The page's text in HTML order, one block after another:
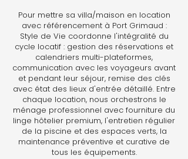
Pour mettre sa villa/maison en location
avec référencement à Port Grimaud :
Style de Vie coordonne l'intégralité du
cycle locatif : gestion des réservations et
calendriers multi-plateformes,
communication avec les voyageurs avant
et pendant leur séjour, remise des clés
avec état des lieux d'entrée détaillé. Entre
chaque location, nous orchestrons le
ménage professionnel avec fourniture du
linge hôtelier premium, l'entretien régulier
de la piscine et des espaces verts, la
maintenance préventive et curative de
tous les équipements.